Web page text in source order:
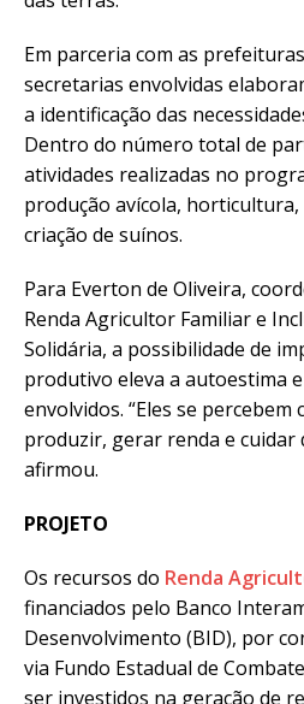
Em parceria com as
secretarias envolvidas
a identificação das
Dentro do número total de
atividades realizadas no
produção avícola, horticultura,
criação de suínos.
Para Everton de Oliveira,
Renda Agricultor Familiar e
Solidária, a possibilidade de
produtivo eleva a autoestima
envolvidos. “Eles se percebem
produzir, gerar renda e cuidar
afirmou.
PROJETO
Os recursos do Renda
financiados pelo Banco
Desenvolvimento (BID), por
via Fundo Estadual de
ser investidos na geração de